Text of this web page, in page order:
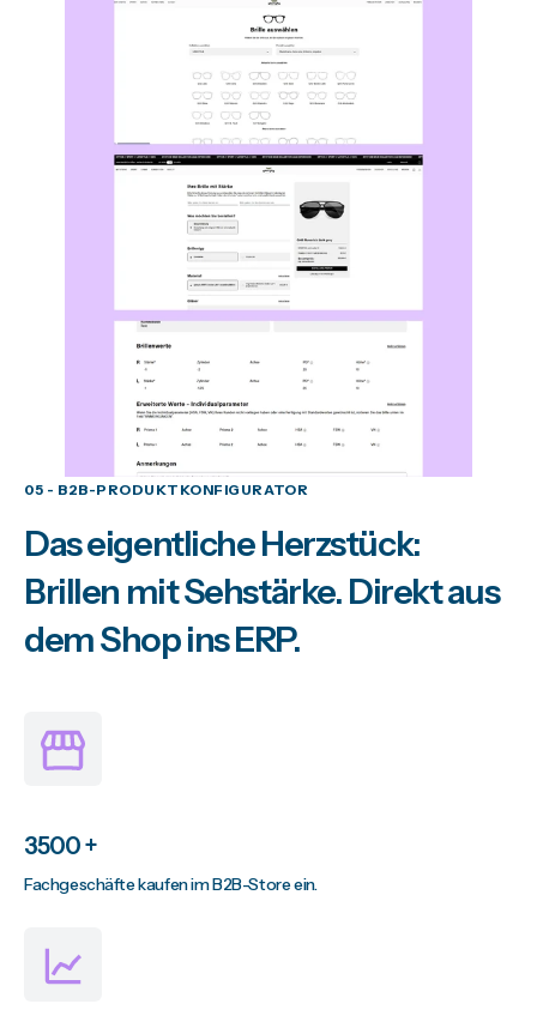
05 - B2B-PRODUKTKONFIGURATOR
Das eigentliche Herzstück:
Brillen mit Sehstärke. Direkt aus
dem Shop ins ERP.
3500 +
Fachgeschäfte kaufen im B2B-Store ein.